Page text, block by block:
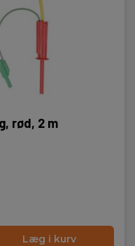
rød, 2 m
Læg i kurv